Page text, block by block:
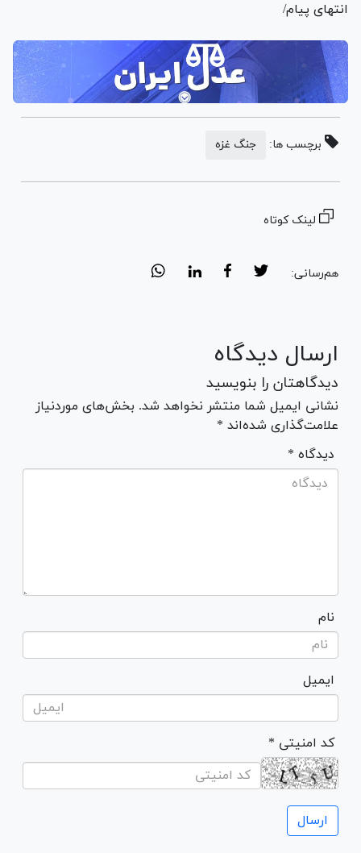
انتهای پیام/
برچسب ها: جنگ غزه
لینک کوتاه
هم‌رسانی:
ارسال دیدگاه
دیدگاهتان را بنویسید
نشانی ایمیل شما منتشر نخواهد شد. بخش‌های موردنیاز
علامت‌گذاری شده‌اند *
* دیدگاه
نام
ایمیل
* کد امنیتی